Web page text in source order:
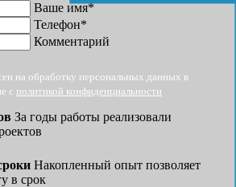
Ваше имя*
Телефон*
Комментарий
на обработку персональных данных в
с политикой конфиденциальности
За годы работы реализовали
Накопленный опыт позволяет
в срок